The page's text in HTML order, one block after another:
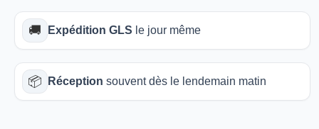
🚚 Expédition GLS le jour même
📦 Réception souvent dès le lendemain matin